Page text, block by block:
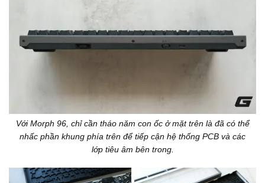
Với Morph 96, chỉ cần tháo năm con ốc ở mặt trên là đã có thể
nhấc phần khung phía trên để tiếp cận hệ thống PCB và các
lớp tiêu âm bên trong.